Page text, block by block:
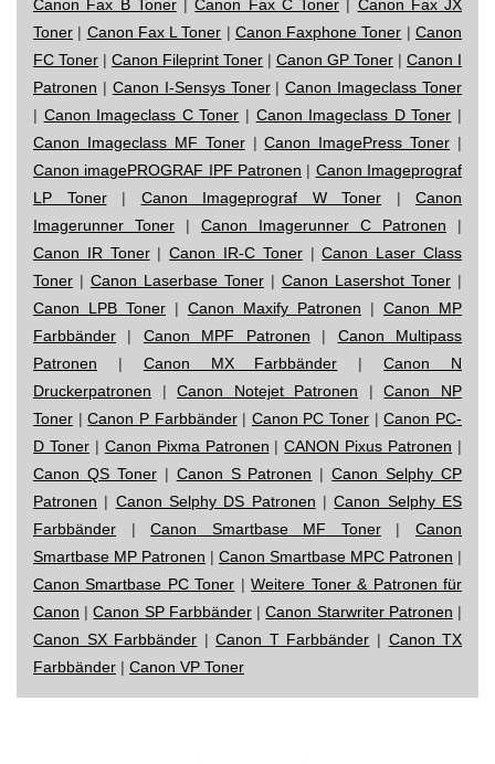
Canon Fax B Toner|Canon Fax C Toner | Canon Fax JX
Toner | Canon Fax L Toner | Canon Faxphone Toner |Canon
FC Toner | Canon Fileprint Toner | Canon GP Toner | Canon I
Patronen | Canon I-Sensys Toner|Canon Imageclass Toner
| Canon Imageclass C Toner | Canon Imageclass D Toner |
Canon Imageclass MF Toner|Canon ImagePress Toner |
Canon imagePROGRAF IPF Patronen | Canon Imageprograf
LP Toner| Canon Imageprograf W Toner | Canon
Imagerunner Toner | Canon Imagerunner C Patronen |
Canon IR Toner|Canon IR-C Toner|Canon Laser Class
Toner | Canon Laserbase Toner | Canon Lasershot Toner |
Canon LPB Toner | Canon Maxify Patronen | Canon MP
Farbbänder | Canon MPF Patronen | Canon Multipass
Patronen | Canon MX Farbbänder |Canon N
Druckerpatronen |Canon Notejet Patronen |Canon NP
Toner |Canon P Farbbänder| Canon PC Toner |Canon PC-
D Toner| Canon Pixma Patronen |CANON Pixus Patronen |
Canon QS Toner| Canon S Patronen |Canon Selphy CP
Patronen | Canon Selphy DS Patronen |Canon Selphy ES
Farbbänder |Canon Smartbase MF Toner|Canon
Smartbase MP Patronen | Canon Smartbase MPC Patronen |
Canon Smartbase PC Toner |Weitere Toner & Patronen für
Canon |Canon SP Farbbänder|Canon Starwriter Patronen |
Canon SX Farbbänder |Canon T Farbbänder | Canon TX
Farbbänder | Canon VP Toner